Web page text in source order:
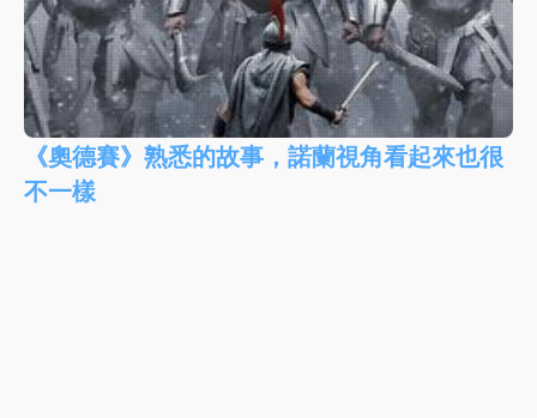
《奧德賽》熟悉的故事，諾蘭視角看起來也很
不一樣